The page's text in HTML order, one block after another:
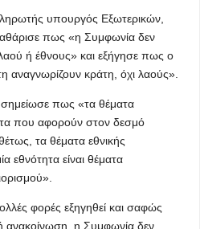
υπουργός Εξωτερικών,
πως «η Συμφωνία δεν
ή έθνους» και εξήγησε πως ο
αναγνωρίζουν κράτη, όχι λαούς».
πως «τα θέματα
που αφορούν στον δεσμό
τα θέματα εθνικής
εθνότητα είναι θέματα
φορές εξηγηθεί και σαφώς
ανακοίνωση, η Συμφωνία δεν